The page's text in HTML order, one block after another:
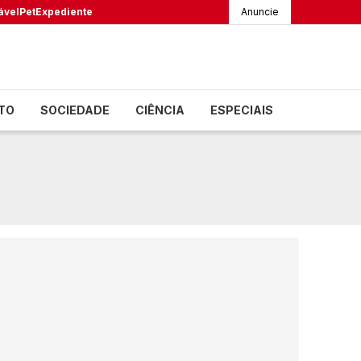
PetExpediente Anuncie
SOCIEDADE CIÊNCIA ESPECIAIS